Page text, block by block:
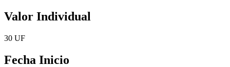
Valor Individual
30 UF
Fecha Inicio